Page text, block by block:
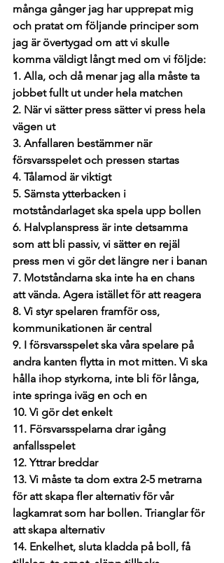
många gånger jag har upprepat mig
och pratat om följande principer som
jag är övertygad om att vi skulle
komma väldigt långt med om vi följde:
1. Alla, och då menar jag alla måste ta
jobbet fullt ut under hela matchen
2. När vi sätter press sätter vi press hela
vägen ut
3. Anfallaren bestämmer när
försvarsspelet och pressen startas
4. Tålamod är viktigt
5. Sämsta ytterbacken i
motståndarlaget ska spela upp bollen
6. Halvplanspress är inte detsamma
som att bli passiv, vi sätter en rejäl
press men vi gör det längre ner i banan
7. Motståndarna ska inte ha en chans
att vända. Agera istället för att reagera
8. Vi styr spelaren framför oss,
kommunikationen är central
9. I försvarsspelet ska våra spelare på
andra kanten flytta in mot mitten. Vi ska
hålla ihop styrkorna, inte bli för långa,
inte springa iväg en och en
10. Vi gör det enkelt
11. Försvarsspelarna drar igång
anfallsspelet
12. Yttrar breddar
13. Vi måste ta dom extra 2-5 metrarna
för att skapa fler alternativ för vår
lagkamrat som har bollen. Trianglar för
att skapa alternativ
14. Enkelhet, sluta kladda på boll, få